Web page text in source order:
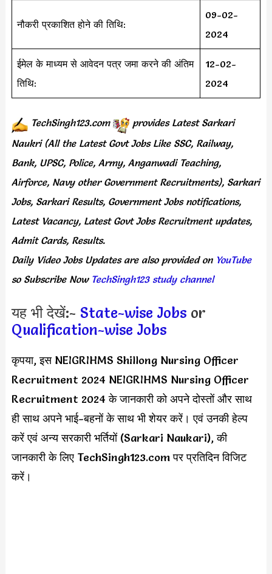
नौकरी प्रकाशित होने की तिथि:
09-02-
2024
ईमेल के माध्यम से आवेदन पत्र जमा करने की अंतिम
तिथि:
12-02-
2024
TechSingh123.com provides Latest Sarkari
Naukri (All the Latest Govt Jobs Like SSC, Railway,
Bank, UPSC, Police, Army, Anganwadi Teaching,
Airforce, Navy other Government Recruitments), Sarkari
Jobs, Sarkari Results, Government Jobs notifications,
Latest Vacancy, Latest Govt Jobs Recruitment updates,
Admit Cards, Results.
Daily Video Jobs Updates are also provided onYouTube
so Subscribe Now TechSingh123 study channel
यह भी देखें:- State-wise Jobs or
Qualification-wise Jobs
कृपया, इस NEIGRIHMS Shillong Nursing Officer
Recruitment 2024 NEIGRIHMS Nursing Officer
Recruitment 2024 के जानकारी को अपने दोस्तों और साथ
ही साथ अपने भाई-बहनों के साथ भी शेयर करें। एवं उनकी हेल्प
करें एवं अन्य सरकारी भर्तियों (Sarkari Naukari), की
जानकारी के लिए TechSingh123.com पर प्रतिदिन विजिट
करें।